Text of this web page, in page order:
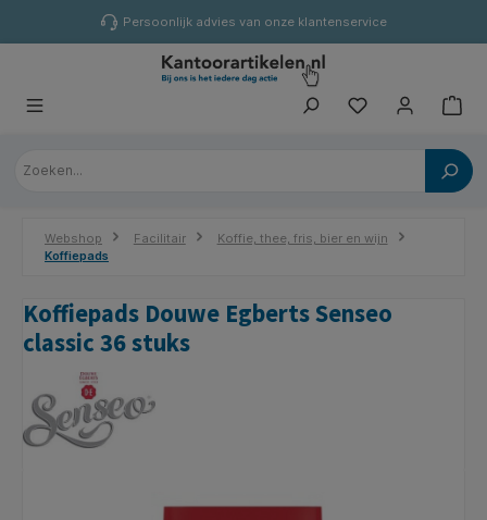
Persoonlijk advies van onze klantenservice
Webshop Facilitair
Koffie, thee, fris, bier en wijn
Koffiepads
Koffiepads Douwe Egberts Senseo
classic 36 stuks